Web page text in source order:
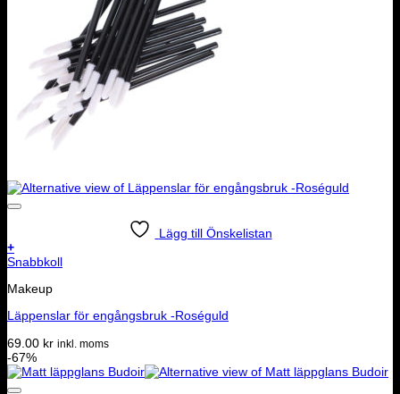
Lägg till Önskelistan
+
Snabbkoll
Makeup
Läppenslar för engångsbruk -Roséguld
69.00 kr inkl. moms
-67%